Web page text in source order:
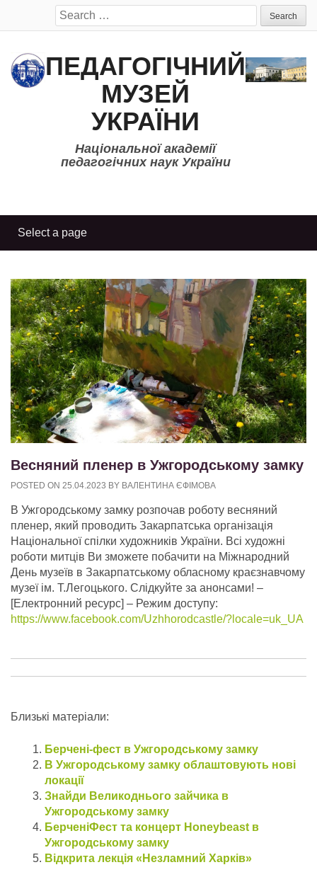
Search
for:
ПЕДАГОГІЧНИЙ
МУЗЕЙ
УКРАЇНИ
Національної академії
педагогічних наук України
Весняний пленер в Ужгородському замку
POSTED ON 25.04.2023 BY ВАЛЕНТИНА ЄФІМОВА
В Ужгородському замку розпочав роботу весняний
пленер, який проводить Закарпатська організація
Національної спілки художників України. Всі художні
роботи митців Ви зможете побачити на Міжнародний
День музеїв в Закарпатському обласному краєзнавчому
музеї ім. Т.Легоцького. Слідкуйте за анонсами! –
[Електронний ресурс] – Режим доступу:
https://www.facebook.com/Uzhhorodcastle/?locale=uk_UA
Близькі матеріали:
Берчені-фест в Ужгородському замку
В Ужгородському замку облаштовують нові
локації
Знайди Великоднього зайчика в
Ужгородському замку
БерченiФест та концерт Honeybeast в
Ужгородському замку
Відкрита лекція «Незламний Харків»